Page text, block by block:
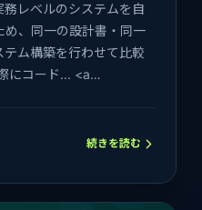
レベルのシステムを自
め、同一の設計書・同一
ム構築を行わせて比較
にコード... <a
続きを読む